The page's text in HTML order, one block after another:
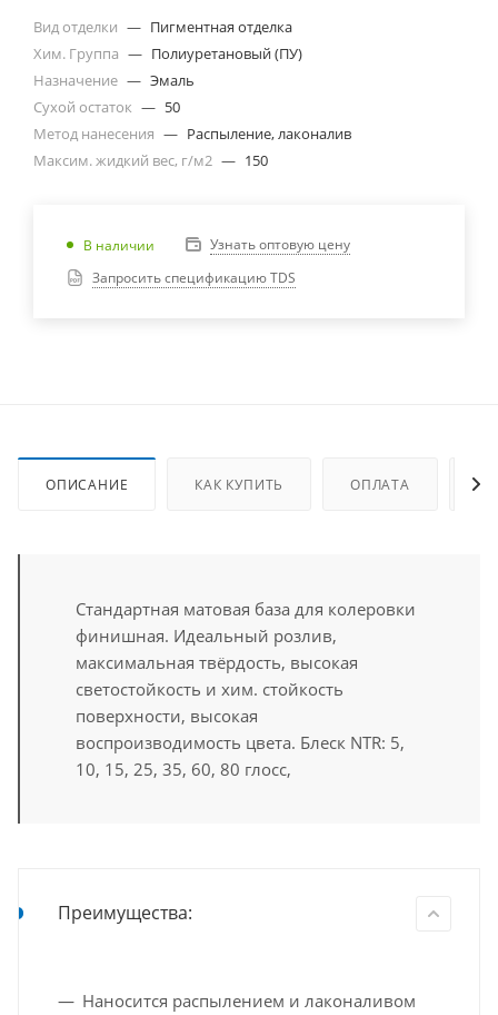
Вид отделки — Пигментная отделка
Хим. Группа — Полиуретановый (ПУ)
Назначение — Эмаль
Сухой остаток — 50
Метод нанесения — Распыление, лаконалив
Максим. жидкий вес, г/м2 — 150
В наличии
Узнать оптовую цену
Запросить спецификацию TDS
ОПИСАНИЕ КАК КУПИТЬ ОПЛАТА
Стандартная матовая база для колеровки
финишная. Идеальный розлив,
максимальная твёрдость, высокая
светостойкость и хим. стойкость
поверхности, высокая
воспроизводимость цвета. Блеск NTR: 5,
10, 15, 25, 35, 60, 80 глосс,
Преимущества:
Наносится распылением и лаконаливом